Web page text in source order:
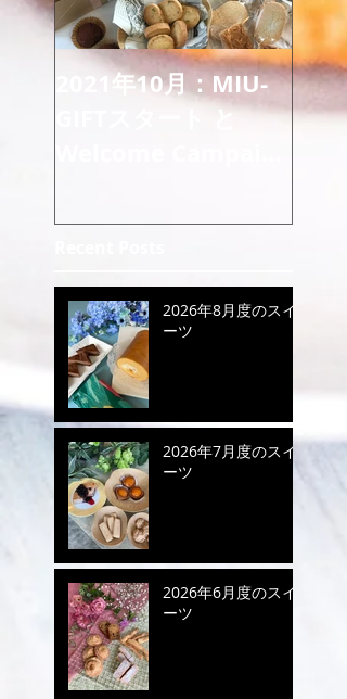
2021年10月：MIU-
GIFTスタート と
2026年8月度のスイ
ーツ
2026年7月度のスイ
ーツ
2026年6月度のスイ
ーツ